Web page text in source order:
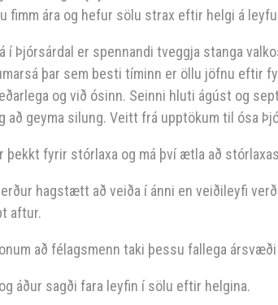
fimm ára og hefur sölu strax eftir helgi á
í Þjórsárdal er spennandi tveggja stanga
þar sem besti tíminn er öllu jöfnu eftir
og við ósinn. Seinni hluti ágúst og
að geyma silung. Veitt frá upptökum til ósa
þekkt fyrir stórlaxa og má því ætla að
hagstætt að veiða í ánni en veiðileyfi
aftur.
að félagsmenn taki þessu fallega
áður sagði fara leyfin í sölu eftir helgina.